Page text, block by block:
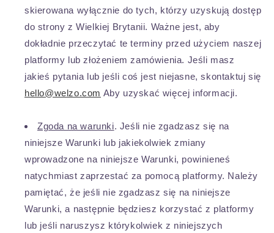
skierowana wyłącznie do tych, którzy uzyskują dostęp
do strony z Wielkiej Brytanii. Ważne jest, aby
dokładnie przeczytać te terminy przed użyciem naszej
platformy lub złożeniem zamówienia. Jeśli masz
jakieś pytania lub jeśli coś jest niejasne, skontaktuj się
hello@welzo.com Aby uzyskać więcej informacji.
Zgoda na warunki. Jeśli nie zgadzasz się na
niniejsze Warunki lub jakiekolwiek zmiany
wprowadzone na niniejsze Warunki, powinieneś
natychmiast zaprzestać za pomocą platformy. Należy
pamiętać, że jeśli nie zgadzasz się na niniejsze
Warunki, a następnie będziesz korzystać z platformy
lub jeśli naruszysz którykolwiek z niniejszych